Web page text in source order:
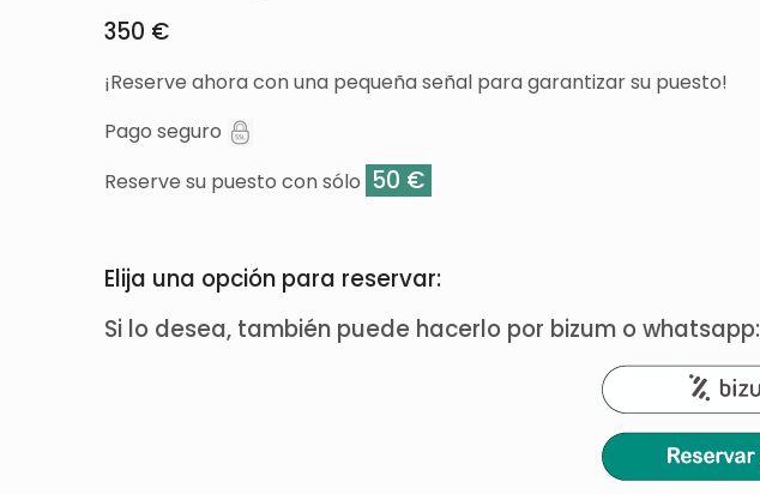
350 €
¡Reserve ahora con una pequeña señal para garantizar su puesto!
Pago seguro
Reserve su puesto con sólo 50 €
Elija una opción para reservar:
Si lo desea, también puede hacerlo por bizum o whatsapp: